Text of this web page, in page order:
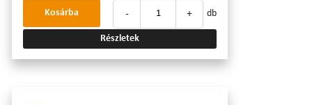
- + db
Kosárba
Részletek